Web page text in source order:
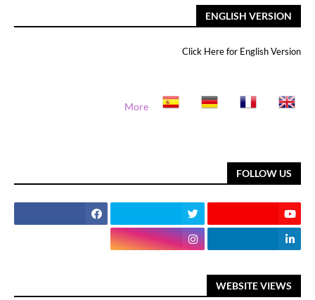
ENGLISH VERSION
Click Here for English Version
More
FOLLOW US
WEBSITE VIEWS